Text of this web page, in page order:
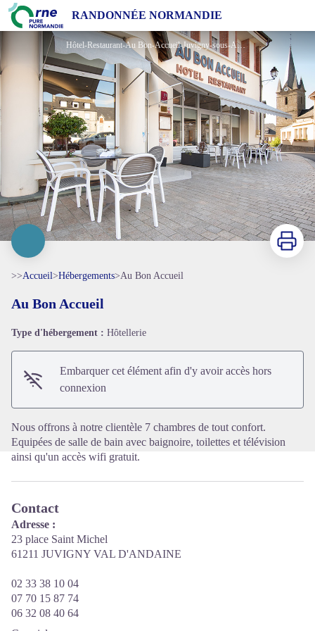
RANDONNÉE NORMANDIE
Au Bon Accueil
Hôtel-Restaurant-Au Bon-Accueil-Juvigny-sous-Andaine - ©Jordan-Gigan-PhotoFlash
Voir l'image en plein écran
Imprimer
>>Accueil>Hébergements>Au Bon Accueil
Au Bon Accueil
Type d'hébergement : Hôtellerie
Embarquer cet élément afin d'y avoir accès hors
connexion
Nous offrons à notre clientèle 7 chambres de tout confort.
Equipées de salle de bain avec baignoire, toilettes et télévision
ainsi qu'un accès wifi gratuit.
Contact
Adresse :
23 place Saint Michel
61211 JUVIGNY VAL D'ANDAINE
02 33 38 10 04
07 70 15 87 74
06 32 08 40 64